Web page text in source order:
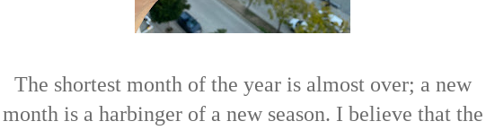
The shortest month of the year is almost over; a new
month is a harbinger of a new season. I believe that the